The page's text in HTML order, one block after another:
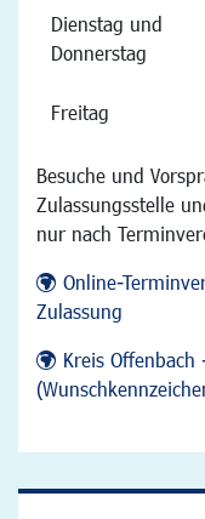
Dienstag und
Donnerstag
Freitag
Besuche und
Zulassungsstelle
nur nach
Online-
Zulassung
Kreis